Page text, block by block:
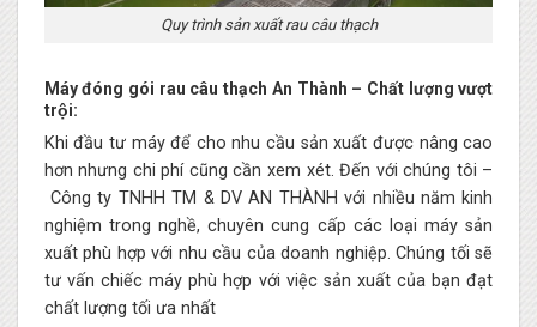
Quy trình sản xuất rau câu thạch
Máy đóng gói rau câu thạch An Thành – Chất lượng vượt
trội:
Khi đầu tư máy để cho nhu cầu sản xuất được nâng cao
hơn nhưng chi phí cũng cần xem xét. Đến với chúng tôi –
Công ty TNHH TM & DV AN THÀNH với nhiều năm kinh
nghiệm trong nghề, chuyên cung cấp các loại máy sản
xuất phù hợp với nhu cầu của doanh nghiệp. Chúng tối sẽ
tư vấn chiếc máy phù hợp với việc sản xuất của bạn đạt
chất lượng tối ưa nhất